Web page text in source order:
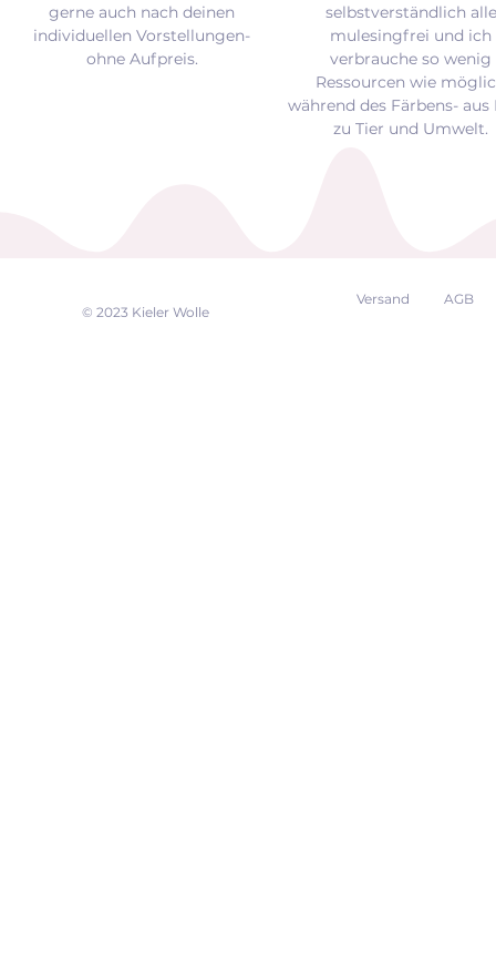
gerne auch nach deinen
individuellen Vorstellungen-
ohne Aufpreis.
selbstverständlich alle
mulesingfrei und ich
verbrauche so wenig
Ressourcen wie
während des Färbens- aus
zu Tier und Umwelt.
© 2023 Kieler Wolle
Versand AGB